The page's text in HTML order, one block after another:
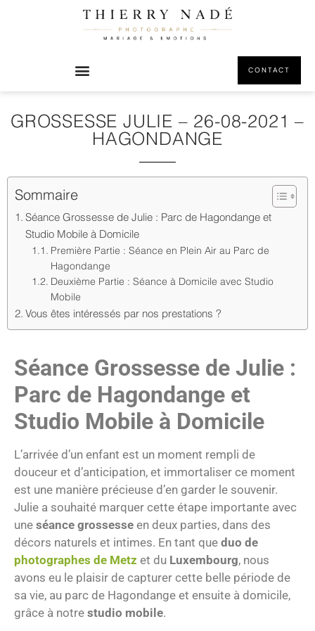
CONTACT
GROSSESSE JULIE – 26-08-2021 –
HAGONDANGE
Sommaire
Séance Grossesse de Julie : Parc de Hagondange et
Studio Mobile à Domicile
Première Partie : Séance en Plein Air au Parc de
Hagondange
Deuxième Partie : Séance à Domicile avec Studio
Mobile
Vous êtes intéressés par nos prestations ?
Séance Grossesse de Julie :
Parc de Hagondange et
Studio Mobile à Domicile
L’arrivée d’un enfant est un moment rempli de
douceur et d’anticipation, et immortaliser ce moment
est une manière précieuse d’en garder le souvenir.
Julie a souhaité marquer cette étape importante avec
une séance grossesse en deux parties, dans des
décors naturels et intimes. En tant que duo de
photographes de Metz et du Luxembourg, nous
avons eu le plaisir de capturer cette belle période de
sa vie, au parc de Hagondange et ensuite à domicile,
grâce à notre studio mobile.